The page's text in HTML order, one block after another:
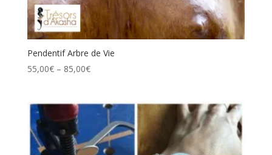
Pendentif Arbre de Vie
55,00€ – 85,00€Price
through
85,00€